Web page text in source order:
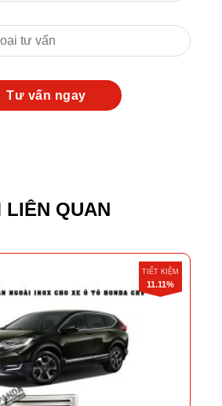
LIÊN QUAN
TIẾT KIỆM
11.11%